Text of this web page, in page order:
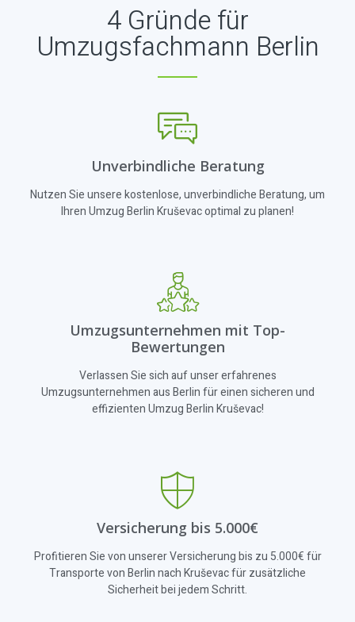
4 Gründe für
Umzugsfachmann Berlin
Unverbindliche Beratung
Nutzen Sie unsere kostenlose, unverbindliche Beratung, um
Ihren Umzug Berlin Kruševac optimal zu planen!
Umzugsunternehmen mit Top-
Bewertungen
Verlassen Sie sich auf unser erfahrenes
Umzugsunternehmen aus Berlin für einen sicheren und
effizienten Umzug Berlin Kruševac!
Versicherung bis 5.000€
Profitieren Sie von unserer Versicherung bis zu 5.000€ für
Transporte von Berlin nach Kruševac für zusätzliche
Sicherheit bei jedem Schritt.